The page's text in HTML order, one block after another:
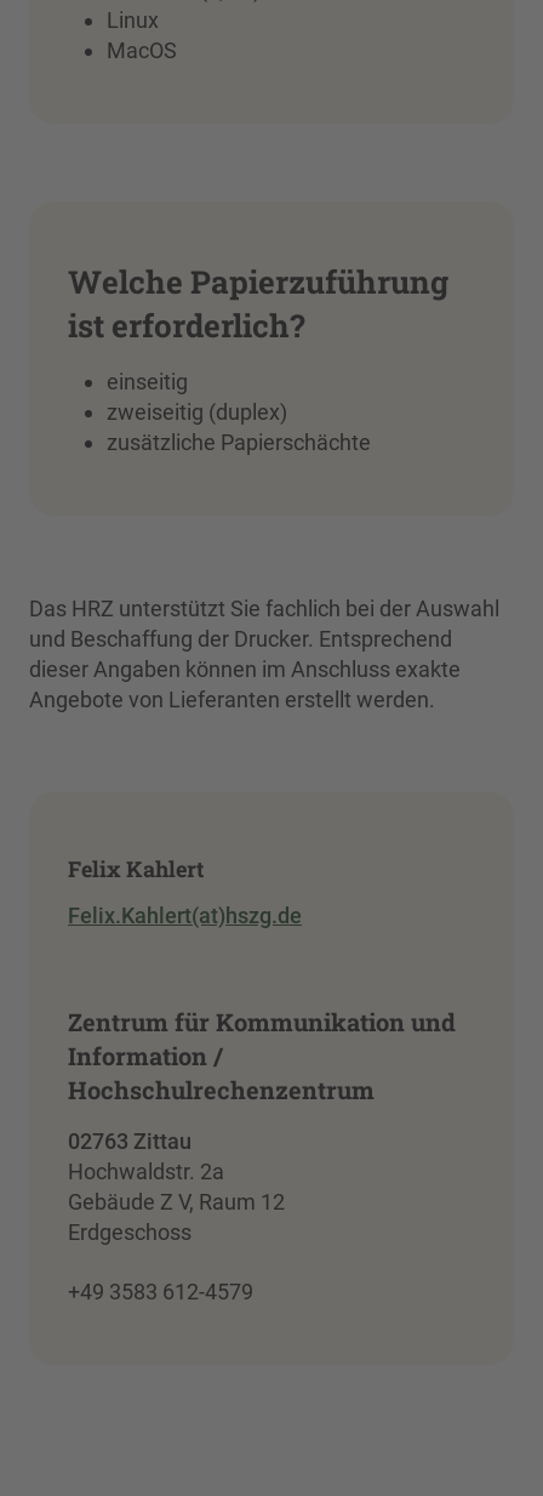
Linux
MacOS
Welche Papierzuführung
ist erforderlich?
einseitig
zweiseitig (duplex)
zusätzliche Papierschächte
Das HRZ unterstützt Sie fachlich bei der Auswahl
und Beschaffung der Drucker. Entsprechend
dieser Angaben können im Anschluss exakte
Angebote von Lieferanten erstellt werden.
Felix Kahlert
Felix.Kahlert(at)hszg.de
Zentrum für Kommunikation und
Information /
Hochschulrechenzentrum
02763 Zittau
Hochwaldstr. 2a
Gebäude Z V, Raum 12
Erdgeschoss
+49 3583 612-4579